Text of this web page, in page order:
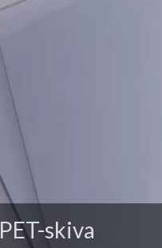
PET-skiva